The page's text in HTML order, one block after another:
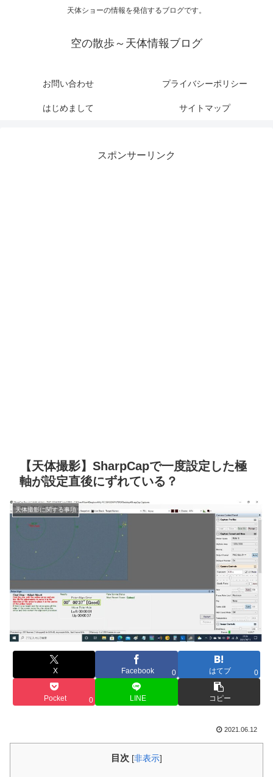
天体ショーの情報を発信するブログです。
空の散歩～天体情報ブログ
お問い合わせ プライバシーポリシー
はじめまして サイトマップ
スポンサーリンク
【天体撮影】SharpCapで一度設定した極
軸が設定直後にずれている？
天体撮影に関する事項
X Facebook 0 はてブ 0
Pocket 0 LINE コピー
2021.06.12
目次 [非表示]